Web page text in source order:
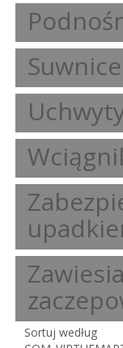
Sortuj według